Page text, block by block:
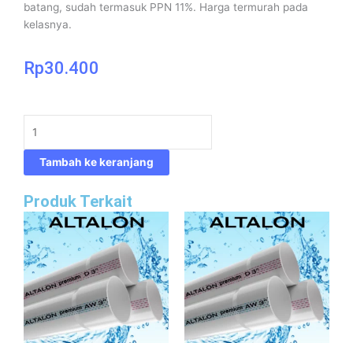
batang, sudah termasuk PPN 11%. Harga termurah pada
kelasnya.
Rp30.400
Pipa
PVC
Gavin®
1
1/2"
Panjang
4
Meter
Tambah ke keranjang
Produk Terkait